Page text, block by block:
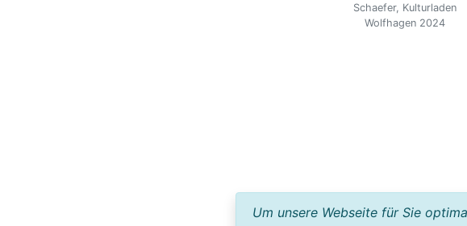
Schaefer, Kulturladen
Wolfhagen 2024
Um unsere Webseite für Sie